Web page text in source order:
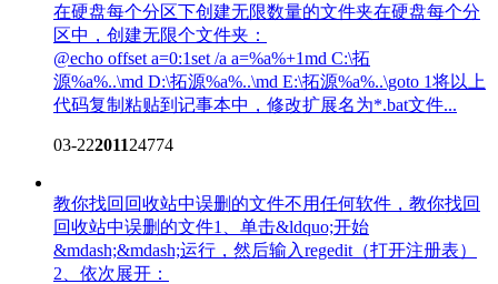
在硬盘每个分区下创建无限数量的文件夹在硬盘每个分
区中，创建无限个文件夹：
@echo offset a=0:1set /a a=%a%+1md C:\拓
源%a%..\md D:\拓源%a%..\md E:\拓源%a%..\goto 1将以上
代码复制粘贴到记事本中，修改扩展名为*.bat文件...
03-22201124774
教你找回回收站中误删的文件不用任何软件，教你找回
回收站中误删的文件1、单击&ldquo;开始
&mdash;&mdash;运行，然后输入regedit（打开注册表）
2、依次展开：